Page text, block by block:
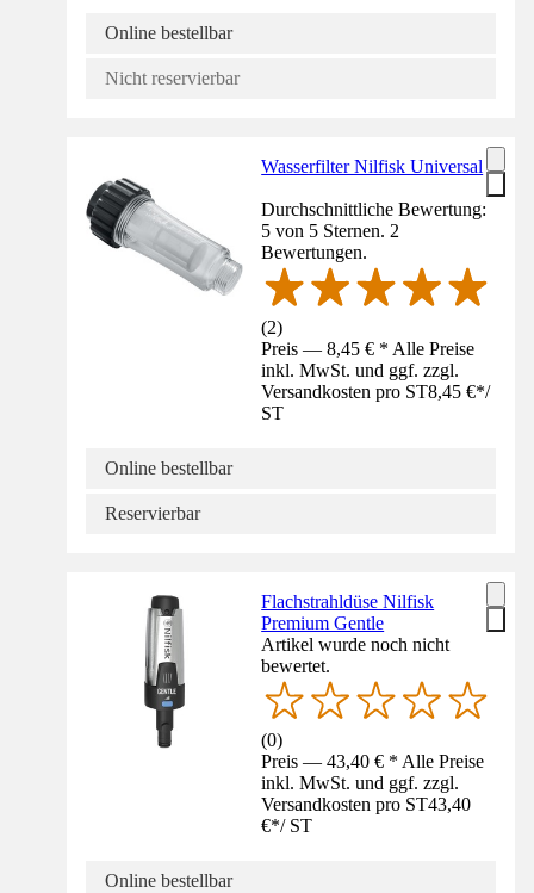
Online bestellbar
Nicht reservierbar
Wasserfilter Nilfisk Universal
Durchschnittliche Bewertung:
5 von 5 Sternen. 2
Bewertungen.
(2)
Preis — 8,45 € * Alle Preise
inkl. MwSt. und ggf. zzgl.
Versandkosten pro ST8,45 €*/
ST
Online bestellbar
Reservierbar
Flachstrahldüse Nilfisk
Premium Gentle
Artikel wurde noch nicht
bewertet.
(0)
Preis — 43,40 € * Alle Preise
inkl. MwSt. und ggf. zzgl.
Versandkosten pro ST43,40
€*/ ST
Online bestellbar